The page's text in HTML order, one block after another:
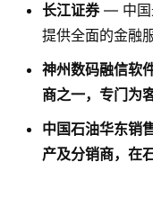
长江证券— 中国
提供全面的金融服
神州数码融信软
商之一，专门为
中国石油华东销
产及分销商，在